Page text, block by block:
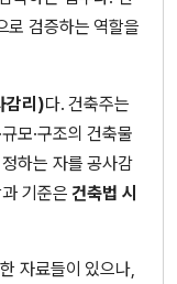
로 검증하는 역할을
감리)다. 건축주는
모·구조의 건축물
하는 자를 공사감
기준은 건축법 시
자료들이 있으나,